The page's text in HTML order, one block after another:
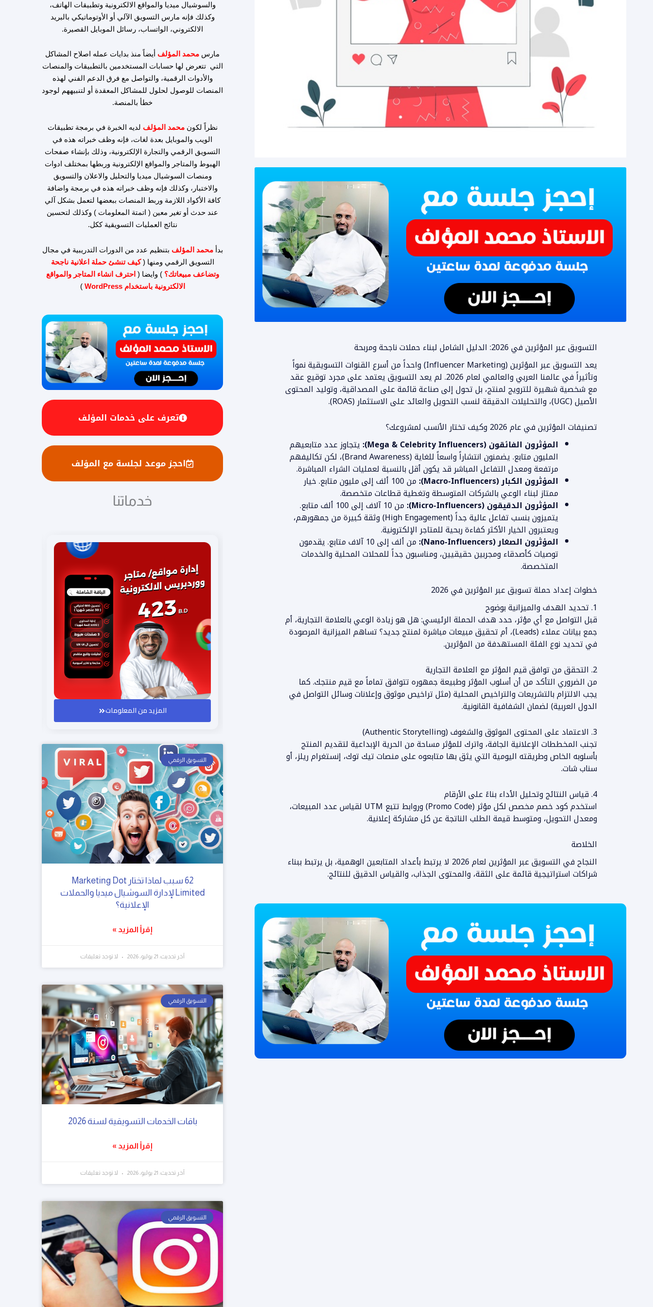
التسويق عبر المؤثرين في 2026: الدليل الشامل لبناء حملات ناجحة ومربحة
يعد التسويق عبر المؤثرين (Influencer Marketing) واحداً من أسرع القنوات التسويقية نمواً
وتأثيراً في عالمنا العربي والعالمي لعام 2026. لم يعد التسويق يعتمد على مجرد توقيع عقد
مع شخصية شهيرة للترويج لمنتج، بل تحول إلى صناعة قائمة على المصداقية، وتوليد المحتوى
الأصيل (UGC)، والتحليلات الدقيقة لنسب التحويل والعائد على الاستثمار (ROAS).
تصنيفات المؤثرين في عام 2026 وكيف تختار الأنسب لمشروعك؟
المؤثرون الفائقون (Mega & Celebrity Influencers):
يتجاوز عدد متابعيهم
المليون متابع. يضمنون انتشاراً واسعاً للغاية (Brand Awareness)، لكن تكاليفهم
مرتفعة ومعدل التفاعل المباشر قد يكون أقل بالنسبة لعمليات الشراء المباشرة.
المؤثرون الكبار (Macro-Influencers):
من 100 ألف إلى مليون متابع. خيار
ممتاز لبناء الوعي بالشركات المتوسطة وتغطية قطاعات متخصصة.
المؤثرون الدقيقون (Micro-Influencers):
من 10 آلاف إلى 100 ألف متابع.
يتميزون بنسب تفاعل عالية جداً (High Engagement) وثقة كبيرة من جمهورهم،
ويعتبرون الخيار الأكثر كفاءة ربحية للمتاجر الإلكترونية.
المؤثرون الصغار (Nano-Influencers):
من ألف إلى 10 آلاف متابع. يقدمون
توصيات كأصدقاء ومجربين حقيقيين، ومناسبون جداً للمحلات المحلية والخدمات
المتخصصة.
خطوات إعداد حملة تسويق عبر المؤثرين في 2026
1. تحديد الهدف والميزانية بوضوح
قبل التواصل مع أي مؤثر، حدد هدف الحملة الرئيسي: هل هو زيادة الوعي بالعلامة التجارية، أم
جمع بيانات عملاء (Leads)، أم تحقيق مبيعات مباشرة لمنتج جديد؟ تساهم الميزانية المرصودة
في تحديد نوع الفئة المستهدفة من المؤثرين.
2. التحقق من توافق قيم المؤثر مع العلامة التجارية
من الضروري التأكد من أن أسلوب المؤثر وطبيعة جمهوره تتوافق تماماً مع قيم منتجك. كما
يجب الالتزام بالتشريعات والتراخيص المحلية (مثل تراخيص موثوق وإعلانات وسائل التواصل في
الدول العربية) لضمان الشفافية القانونية.
3. الاعتماد على المحتوى الموثوق والشغوف (Authentic Storytelling)
تجنب المخططات الإعلانية الجافة، واترك للمؤثر مساحة من الحرية الإبداعية لتقديم المنتج
بأسلوبه الخاص وطريقته اليومية التي يثق بها متابعوه على منصات تيك توك، إنستغرام ريلز، أو
سناب شات.
4. قياس النتائج وتحليل الأداء بناءً على الأرقام
استخدم كود خصم مخصص لكل مؤثر (Promo Code) وروابط تتبع UTM لقياس عدد المبيعات،
ومعدل التحويل، ومتوسط قيمة الطلب الناتجة عن كل مشاركة إعلانية.
الخلاصة
النجاح في التسويق عبر المؤثرين لعام 2026 لا يرتبط بأعداد المتابعين الوهمية، بل يرتبط ببناء
شراكات استراتيجية قائمة على الثقة، والمحتوى الجذاب، والقياس الدقيق للنتائج.
والسوشيال ميديا والمواقع الالكترونية وتطبيقات الهاتف،
وكذلك فإنه مارس التسويق الآلي أو الأوتوماتيكي بالبريد
الالكتروني، الواتساب، رسائل الموبايل القصيرة.
مارس محمد المؤلف أيضاً منذ بدايات عمله اصلاح المشاكل
التي تتعرض لها حسابات المستخدمين بالتطبيقات والمنصات
والأدوات الرقمية، والتواصل مع فرق الدعم الفني لهذه
المنصات للوصول لحلول للمشاكل المعقدة أو لتنبيههم لوجود
خطأ بالمنصة.
نظراً لكونمحمد المؤلف لديه الخبرة في برمجة تطبيقات
الويب والموبايل بعدة لغات، فإنه وظف خبراته هذه في
التسويق الرقمي والتجارة الإلكترونية، وذلك بإنشاء صفحات
الهبوط والمتاجر والمواقع الإلكترونية وربطها بمختلف ادوات
ومنصات السوشيال ميديا والتحليل والاعلان والتسويق
والاختبار، وكذلك فإنه وظف خبراته هذه في برمجة واضافة
كافة الأكواد اللازمة وربط المنصات ببعضها لتعمل بشكل آلي
عند حدث أو تغير معين ( اتمتة المعلومات ) وكذلك لتحسين
نتائج العمليات التسويقية ككل.
بدأمحمد المؤلف بتنظيم عدد من الدورات التدريبية في مجال
التسويق الرقمي ومنها (كيف تنشئ حملة اعلانية ناجحة
وتضاعف مبيعاتك؟ ) وايضا ( احترف انشاء المتاجر والمواقع
الالكترونية باستخدام WordPress
)
تعرف على خدمات المؤلف
احجز موعد لجلسة مع المؤلف
خدماتنا
المزيد من المعلومات المزيد من المعلومات
التسويق الرقمي
62 سبب لماذا تختار Marketing Dot
Limited لإدارة السوشيال ميديا والحملات
الإعلانية؟
إقرأ المزيد »
آخر تحديث: 21 يوليو، 2026 لا توجد تعليقات
التسويق الرقمي
باقات الخدمات التسويقية لسنة 2026
إقرأ المزيد »
آخر تحديث: 21 يوليو، 2026 لا توجد تعليقات
التسويق الرقمي